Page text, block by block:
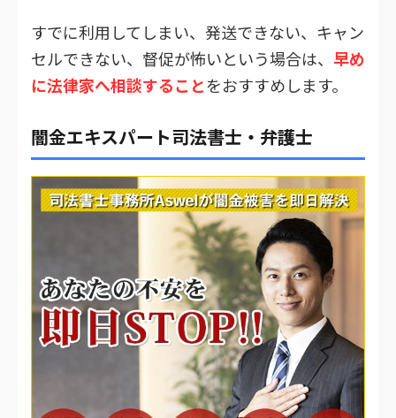
すでに利用してしまい、発送できない、キャン
セルできない、督促が怖いという場合は、 早め
に法律家へ相談することをおすすめします。
闇金エキスパート司法書士・弁護士